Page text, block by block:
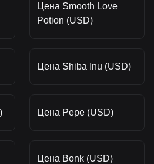
Цена Smooth Love
Potion (USD)
Цена Shiba Inu (USD)
Цена Pepe (USD)
Цена Bonk (USD)